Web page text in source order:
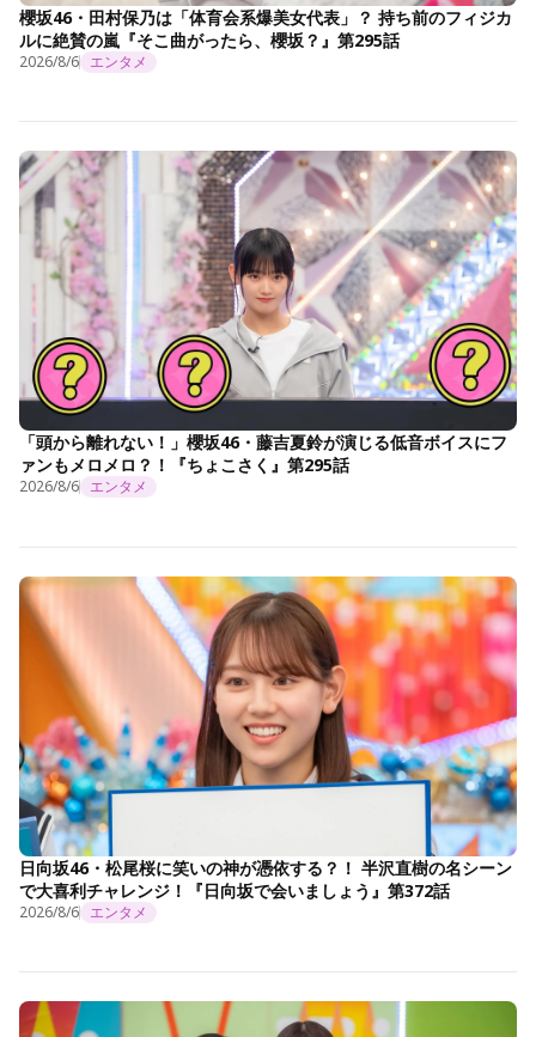
櫻坂46・田村保乃は「体育会系爆美女代表」？ 持ち前のフィジカ
ルに絶賛の嵐『そこ曲がったら、櫻坂？』第295話
2026/8/6 エンタメ
「頭から離れない！」櫻坂46・藤吉夏鈴が演じる低音ボイスにフ
ァンもメロメロ？！『ちょこさく』第295話
2026/8/6 エンタメ
日向坂46・松尾桜に笑いの神が憑依する？！ 半沢直樹の名シーン
で大喜利チャレンジ！『日向坂で会いましょう』第372話
2026/8/6 エンタメ